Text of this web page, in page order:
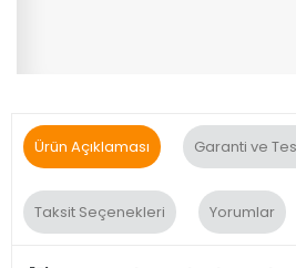
Ürün Açıklaması Garanti ve
Taksit Seçenekleri Yorumlar